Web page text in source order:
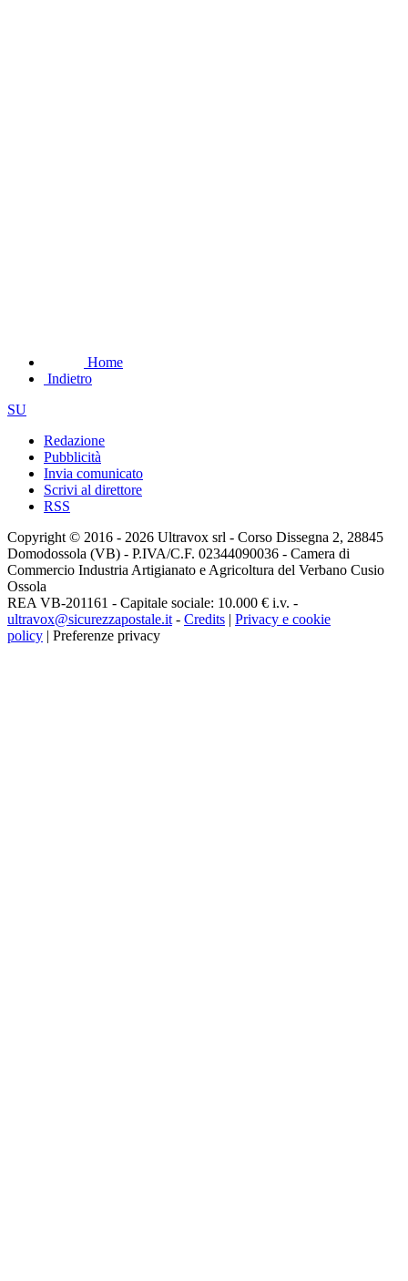
Home
Indietro
SU
Redazione
Pubblicità
Invia comunicato
Scrivi al direttore
RSS
Copyright © 2016 - 2026 Ultravox srl - Corso Dissegna 2, 28845
Domodossola (VB) - P.IVA/C.F. 02344090036 - Camera di
Commercio Industria Artigianato e Agricoltura del Verbano Cusio
Ossola
REA VB-201161 - Capitale sociale: 10.000 € i.v. -
ultravox@sicurezzapostale.it - Credits | Privacy e cookie
policy | Preferenze privacy